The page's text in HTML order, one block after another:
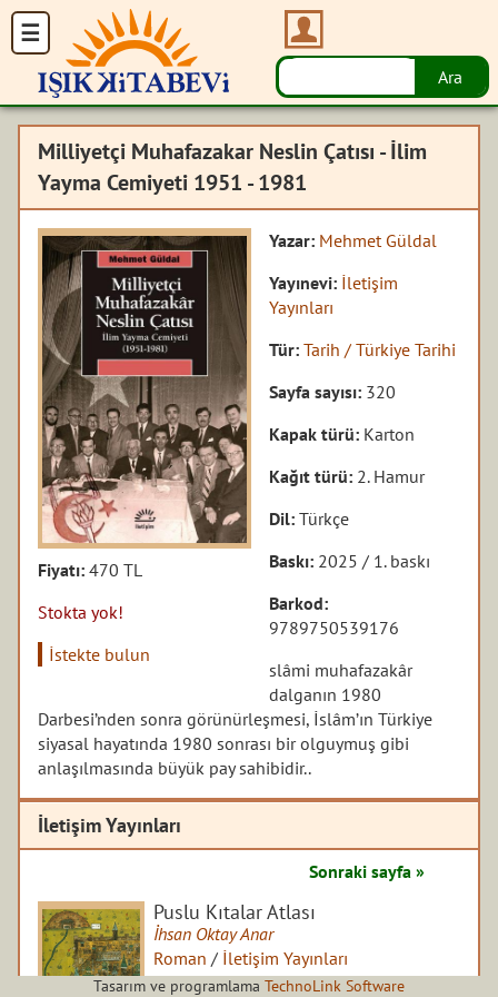
Milliyetçi Muhafazakar Neslin Çatısı - İlim
Yayma Cemiyeti 1951 - 1981
Fiyatı:470 TL
Stokta yok!
İstekte bulun
Yazar: Mehmet Güldal
Yayınevi: İletişim
Yayınları
Tür:Tarih / Türkiye Tarihi
Sayfa sayısı: 320
Kapak türü: Karton
Kağıt türü: 2. Hamur
Dil:Türkçe
Baskı: 2025 / 1. baskı
Barkod:
9789750539176
slâmi muhafazakâr
dalganın 1980
Darbesi’nden sonra görünürleşmesi, İslâm’ın Türkiye
siyasal hayatında 1980 sonrası bir olguymuş gibi
anlaşılmasında büyük pay sahibidir..
İletişim Yayınları
Sonraki sayfa »
Puslu Kıtalar Atlası
İhsan Oktay Anar
Roman / İletişim Yayınları
Tasarım ve programlama TechnoLink Software